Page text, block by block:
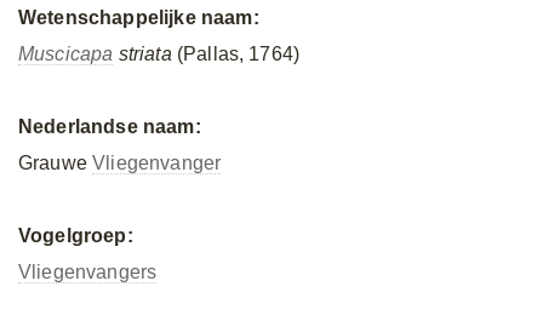
Wetenschappelijke naam:
Muscicapa striata (Pallas, 1764)
Nederlandse naam:
GrauweVliegenvanger
Vogelgroep:
Vliegenvangers